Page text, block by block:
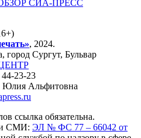
ОБЗОР СИА-ПРЕСС
, 2024.
, город Сургут, Бульвар
23-23
Юлия Альфитовна
ссылка обязательна.
СМИ: ЭЛ № ФС 77 – 66042 от